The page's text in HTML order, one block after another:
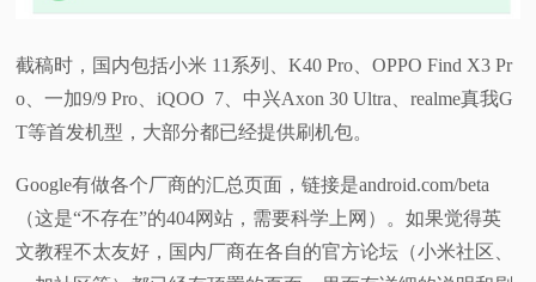
截稿时，国内包括小米 11系列、K40 Pro、OPPO Find X3 Pr
o、一加9/9 Pro、iQOO 7、中兴Axon 30 Ultra、realme真我G
T等首发机型，大部分都已经提供刷机包。
Google有做各个厂商的汇总页面，链接是android.com/beta
（这是“不存在”的404网站，需要科学上网）。如果觉得英
文教程不太友好，国内厂商在各自的官方论坛（小米社区、